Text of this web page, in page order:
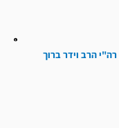
רה"י הרב וידר ברוך